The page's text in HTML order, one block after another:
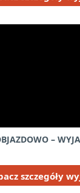
–
szczegóły